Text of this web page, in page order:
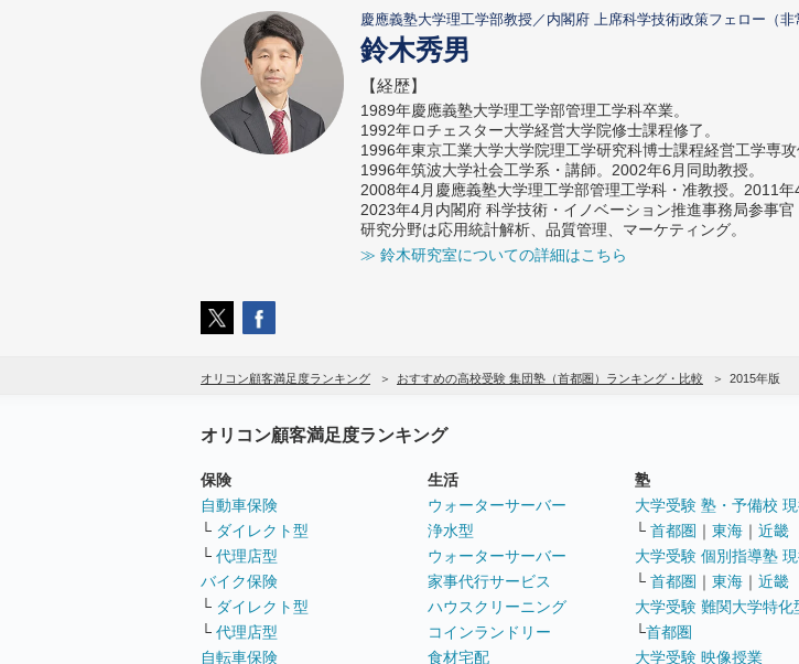
慶應義塾大学理工学部教授／内閣府 上席科学技術政策フェロー（非
鈴木秀男
【経歴】
1989年慶應義塾大学理工学部管理工学科卒業。
1992年ロチェスター大学経営大学院修士課程修了。
1996年東京工業大学大学院理工学研究科博士課程経営工学専攻
1996年筑波大学社会工学系・講師。2002年6月同助教授。
2008年4月慶應義塾大学理工学部管理工学科・准教授。2011年
2023年4月内閣府 科学技術・イノベーション推進事務局参事
研究分野は応用統計解析、品質管理、マーケティング。
≫ 鈴木研究室についての詳細はこちら
オリコン顧客満足度ランキング おすすめの高校受験 集団塾（首都圏）ランキング・比較 2015年版
オリコン顧客満足度ランキング
保険
自動車保険
└ ダイレクト型
└ 代理店型
バイク保険
└ ダイレクト型
└ 代理店型
自転車保険
生活
ウォーターサーバー
浄水型
ウォーターサーバー
家事代行サービス
ハウスクリーニング
コインランドリー
食材宅配
塾
大学受験 塾・予備校
└ 首都圏 ｜ 東海 ｜ 近畿
大学受験 個別指導塾
└ 首都圏 ｜ 東海 ｜ 近畿
大学受験 難関大学特化
└首都圏
大学受験 映像授業